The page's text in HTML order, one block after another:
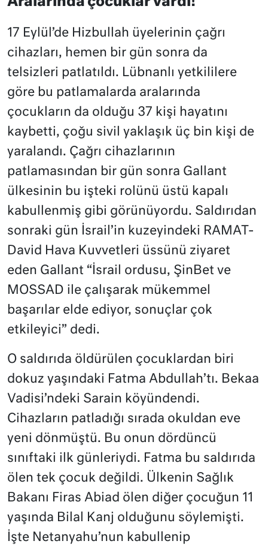
17 Eylül’de Hizbullah üyelerinin çağrı
cihazları, hemen bir gün sonra da
telsizleri patlatıldı. Lübnanlı yetkililere
göre bu patlamalarda aralarında
çocukların da olduğu 37 kişi hayatını
kaybetti, çoğu sivil yaklaşık üç bin kişi de
yaralandı. Çağrı cihazlarının
patlamasından bir gün sonra Gallant
ülkesinin bu işteki rolünü üstü kapalı
kabullenmiş gibi görünüyordu. Saldırıdan
sonraki gün İsrail’in kuzeyindeki RAMAT-
David Hava Kuvvetleri üssünü ziyaret
eden Gallant “İsrail ordusu, ŞinBet ve
MOSSAD ile çalışarak mükemmel
başarılar elde ediyor, sonuçlar çok
etkileyici” dedi.
O saldırıda öldürülen çocuklardan biri
dokuz yaşındaki Fatma Abdullah’tı. Bekaa
Vadisi’ndeki Sarain köyündendi.
Cihazların patladığı sırada okuldan eve
yeni dönmüştü. Bu onun dördüncü
sınıftaki ilk günleriydi. Fatma bu saldırıda
ölen tek çocuk değildi. Ülkenin Sağlık
Bakanı Firas Abiad ölen diğer çocuğun 11
yaşında Bilal Kanj olduğunu söylemişti.
İşte Netanyahu’nun kabullenip